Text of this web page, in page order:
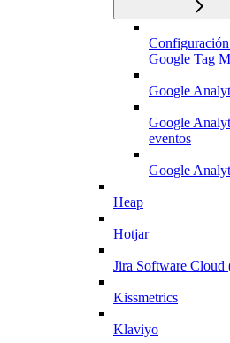
Google Tag
Google
Google
eventos
Google
Heap
Hotjar
Jira Software Cloud
Kissmetrics
Klaviyo